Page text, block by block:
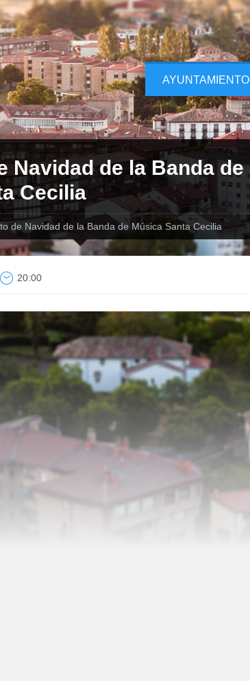
AYUNTAMIENTO
Navidad de la Banda de
Cecilia
de Navidad de la Banda de Música Santa Cecilia
20:00